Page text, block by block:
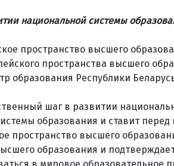
национальной системы
пространство высшего
пространства высшего
образования Республики
шаг в развитии
образования и ставит
пространство высшего
образования и